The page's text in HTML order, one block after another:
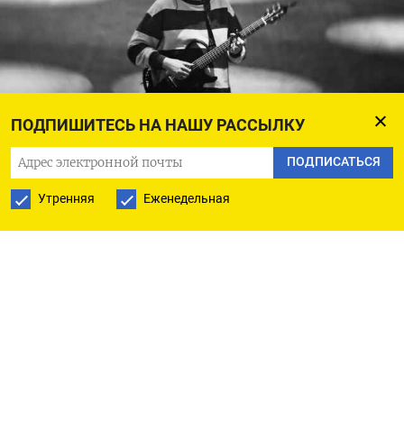
ПОДПИШИТЕСЬ НА НАШУ РАССЫЛКУ
ПОДПИСАТЬСЯ
Утренняя Еженедельная
Нойз поет о «Вояджере» Снимок экрана
В подтверждение этой новости на видео